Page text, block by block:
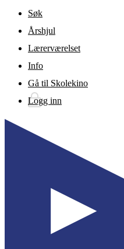
Gå til hovedinnhold
Søk
Årshjul
Lærerværelset
Info
Gå til Skolekino
Logg inn